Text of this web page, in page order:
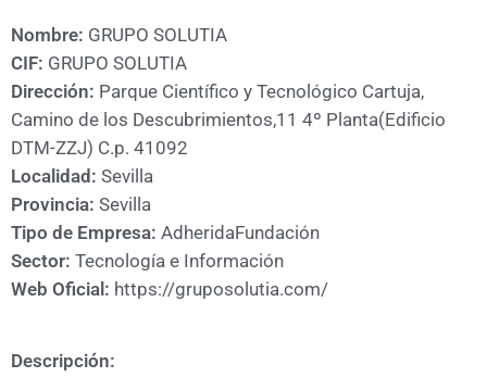
COMUNICACIÓN
EMPRESAS
VOLVER
CÁMARA
Nombre: GRUPO SOLUTIA
CIF: GRUPO SOLUTIA
Dirección: Parque Científico y Tecnológico Cartuja,
Camino de los Descubrimientos,11 4º Planta(Edificio
DTM-ZZJ) C.p. 41092
Localidad: Sevilla
Provincia: Sevilla
Tipo de Empresa: AdheridaFundación
Sector: Tecnología e Información
Web Oficial: https://gruposolutia.com/
Descripción: